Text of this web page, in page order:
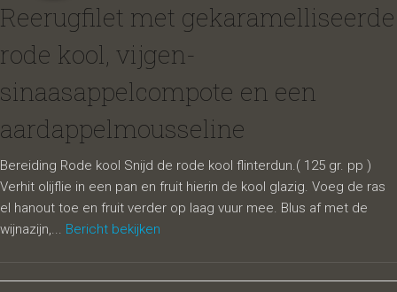
Reerugfilet met gekaramelliseerde
rode kool, vijgen-
sinaasappelcompote en een
aardappelmousseline
Bereiding Rode kool Snijd de rode kool flinterdun.( 125 gr. pp )
Verhit olijflie in een pan en fruit hierin de kool glazig. Voeg de ras
el hanout toe en fruit verder op laag vuur mee. Blus af met de
wijnazijn,... Bericht bekijken